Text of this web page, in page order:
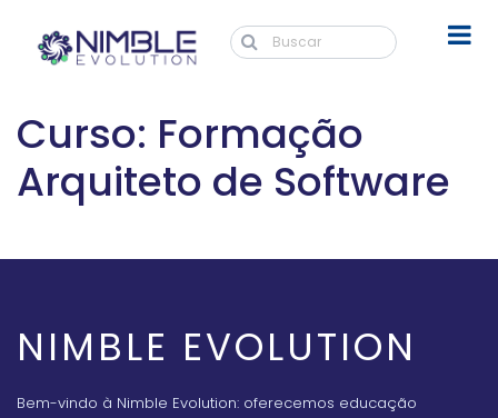
Curso: Formação
Arquiteto de Software
NIMBLE EVOLUTION
Bem-vindo à Nimble Evolution: oferecemos educação